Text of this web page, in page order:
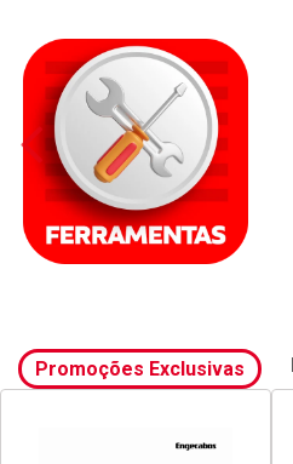
Promoções Exclusivas